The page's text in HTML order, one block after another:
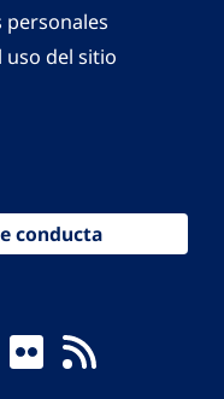
personales
uso del sitio
conducta